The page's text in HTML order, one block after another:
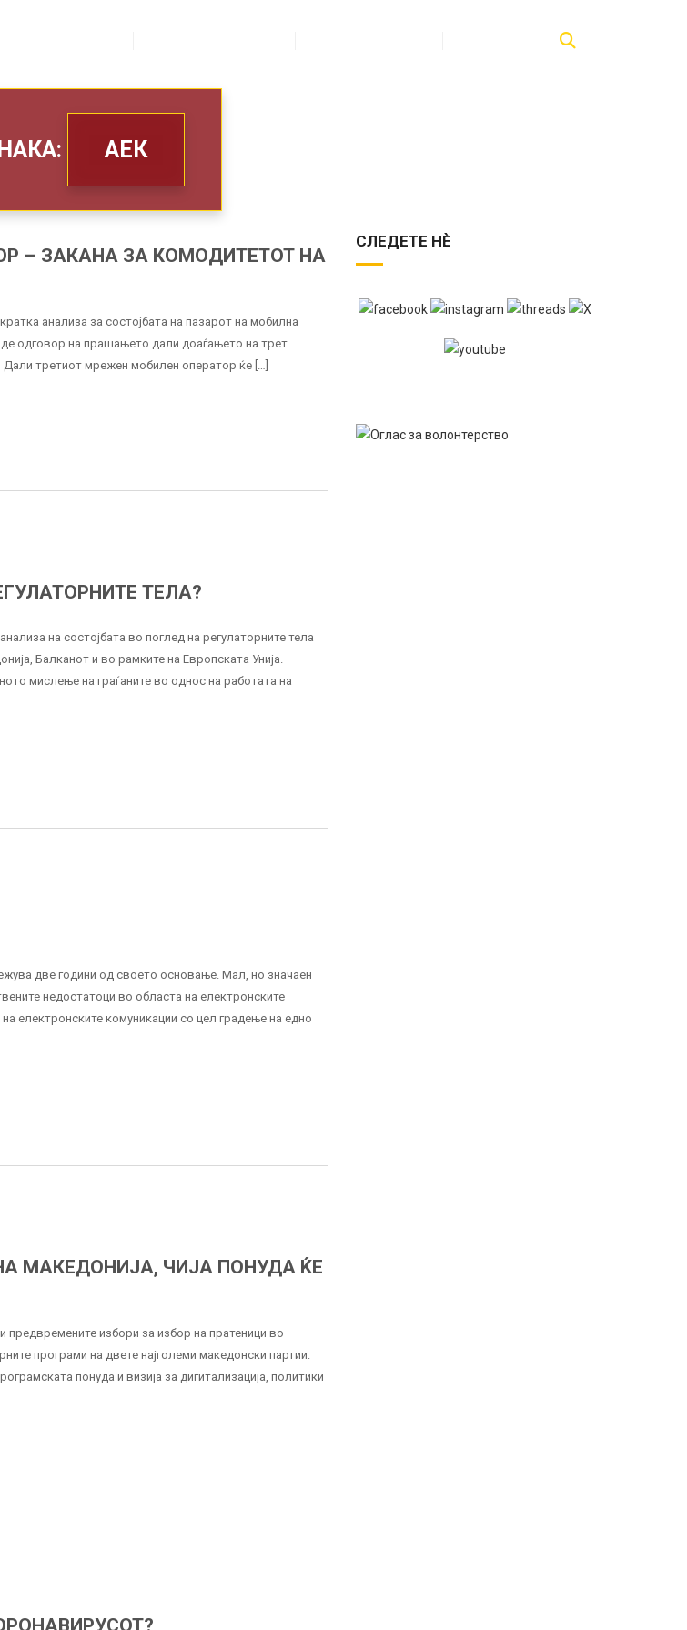
АЕК
– ЗАКАНА ЗА КОМОДИТЕТОТ НА
анализа за состојбата на пазарот на мобилна
одговор на прашањето дали доаѓањето на трет
третиот мрежен мобилен оператор ќе […]
ТЕЛА?
на состојбата во поглед на регулаторните тела
Балканот и во рамките на Европската Унија.
мислење на граѓаните во однос на работата на
две години од своето основање. Мал, но значаен
недостатоци во областа на електронските
електронските комуникации со цел градење на едно
MАКЕДОНИЈА, ЧИЈА ПОНУДА ЌЕ
предвремените избори за избор на пратеници во
програми на двете најголеми македонски партии:
понуда и визија за дигитализација, политики
СЛЕДЕТЕ НЀ